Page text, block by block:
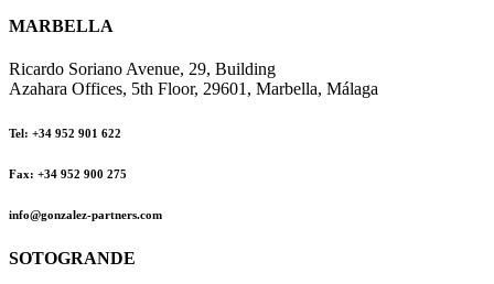
MARBELLA
Ricardo Soriano Avenue, 29, Building
Azahara Offices, 5th Floor, 29601, Marbella, Málaga
Tel: +34 952 901 622
Fax: +34 952 900 275
info@gonzalez-partners.com
SOTOGRANDE